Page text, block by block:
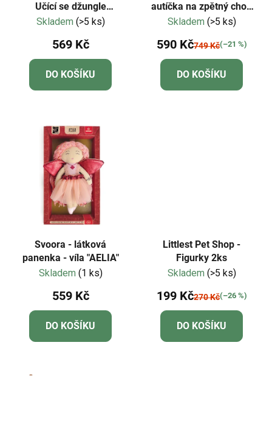
Učící se džungle
Peekaboo
Skladem (>5 ks)
569 Kč
DO KOŠÍKU
autíčka na zpětný chod
(sada 5 ks)
Skladem (>5 ks)
590 Kč749 Kč(–21 %)
DO KOŠÍKU
Svoora - látková
panenka - víla "AELIA"
Skladem (1 ks)
559 Kč
DO KOŠÍKU
Littlest Pet Shop -
Figurky 2ks
Skladem (>5 ks)
199 Kč270 Kč(–26 %)
DO KOŠÍKU